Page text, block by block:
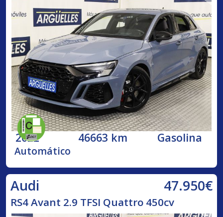
2022 46663 km Gasolina
Automático
Audi 47.950€
RS4 Avant 2.9 TFSI Quattro 450cv